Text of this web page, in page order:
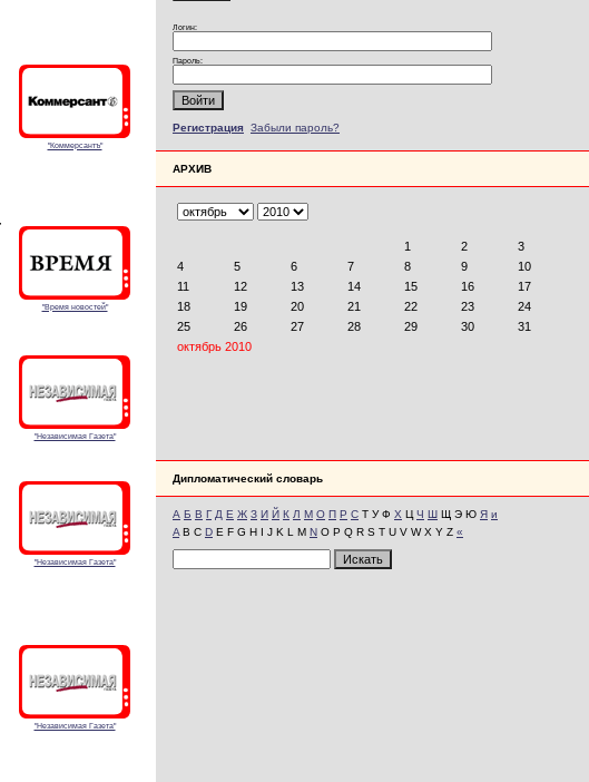
"Коммерсантъ"
"Время новостей"
"Независимая Газета"
"Независимая Газета"
"Независимая Газета"
Логин:
Пароль:
Регистрация Забыли пароль?
АРХИВ
Дипломатический словарь
А Б В Г Д Е Ж З И Й К Л М О П Р С Т У Ф Х Ц Ч Ш Щ Э Ю Я и
A B C D E F G H I J K L M N O P Q R S T U V W X Y Z «